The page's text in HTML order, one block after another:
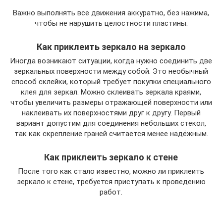
Важно выполнять все движения аккуратно, без нажима,
чтобы не нарушить целостности пластины.
Как приклеить зеркало на зеркало
Иногда возникают ситуации, когда нужно соединить две
зеркальных поверхности между собой. Это необычный
способ склейки, который требует покупки специального
клея для зеркал. Можно склеивать зеркала краями,
чтобы увеличить размеры отражающей поверхности или
наклеивать их поверхностями друг к другу. Первый
вариант допустим для соединения небольших стекол,
так как скрепление граней считается менее надёжным.
Как приклеить зеркало к стене
После того как стало известно, можно ли приклеить
зеркало к стене, требуется приступать к проведению
работ.